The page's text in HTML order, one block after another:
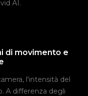
AI.
di movimento e
l'intensità del
A differenza degli